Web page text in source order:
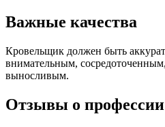
Важные качества
Кровельщик должен быть
внимательным,
выносливым.
Отзывы о профессии